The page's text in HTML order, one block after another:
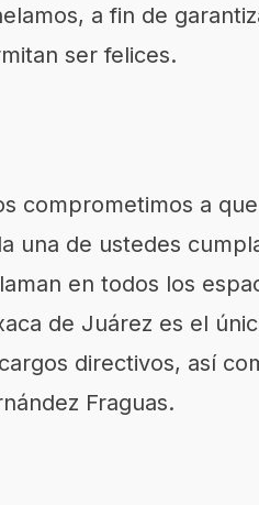
a fin de
ser felices.
comprometimos a
una de ustedes
en todos los
de Juárez es el
directivos, así
Fraguas.